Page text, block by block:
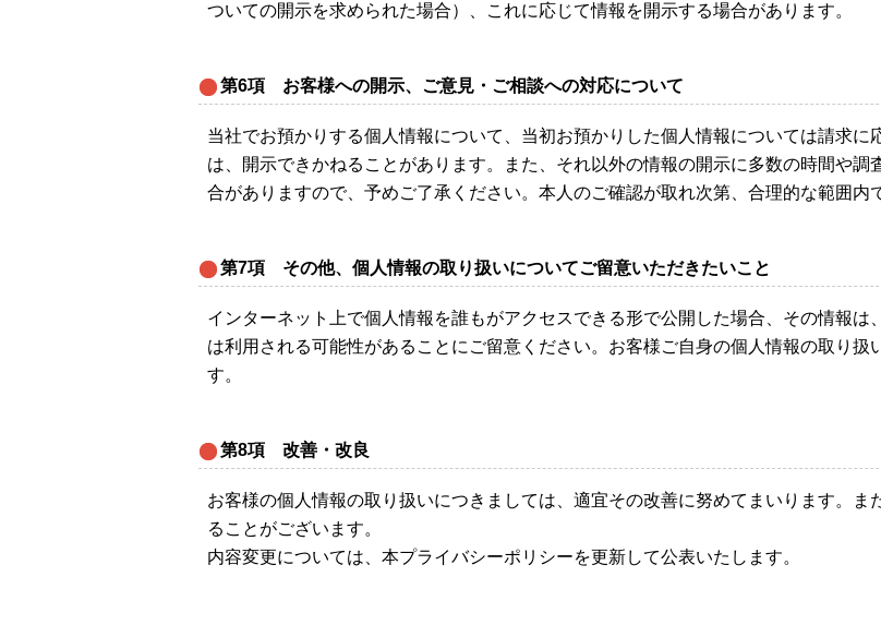
ついての開示を求められた場合）、これに応じて情報を開示する場合があります。
第6項 お客様への開示、ご意見・ご相談への対応について
当社でお預かりする個人情報について、当初お預かりした個人情報については請求
は、開示できかねることがあります。また、それ以外の情報の開示に多数の時間や
合がありますので、予めご了承ください。本人のご確認が取れ次第、合理的な範囲内
第7項 その他、個人情報の取り扱いについてご留意いただきたいこと
インターネット上で個人情報を誰もがアクセスできる形で公開した場合、その情報は
は利用される可能性があることにご留意ください。お客様ご自身の個人情報の取り扱
す。
第8項 改善・改良
お客様の個人情報の取り扱いにつきましては、適宜その改善に努めてまいります。
ることがございます。
内容変更については、本プライバシーポリシーを更新して公表いたします。